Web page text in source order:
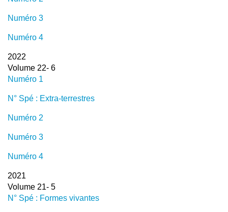
Numéro 3
Numéro 4
2022
Volume 22- 6
Numéro 1
N° Spé : Extra-terrestres
Numéro 2
Numéro 3
Numéro 4
2021
Volume 21- 5
N° Spé : Formes vivantes